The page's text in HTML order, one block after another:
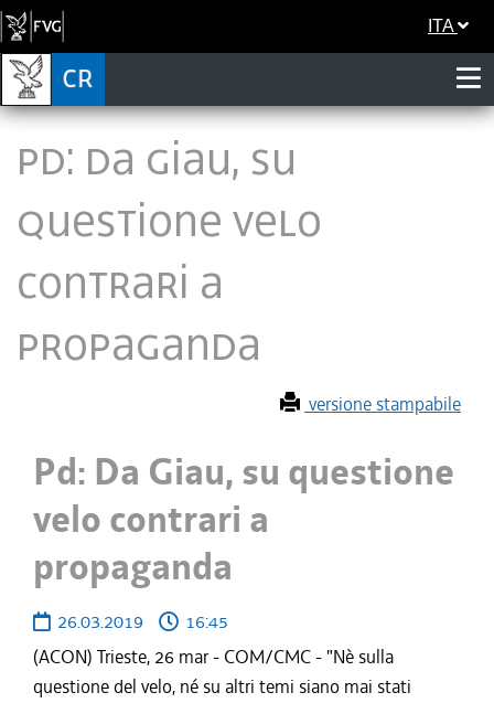
ITA
Pd: Da Giau, su
questione velo
contrari a
propaganda
versione stampabile
Pd: Da Giau, su questione
velo contrari a
propaganda
26.03.2019
16:45
(ACON) Trieste, 26 mar - COM/CMC - "Nè sulla
questione del velo, né su altri temi siano mai stati